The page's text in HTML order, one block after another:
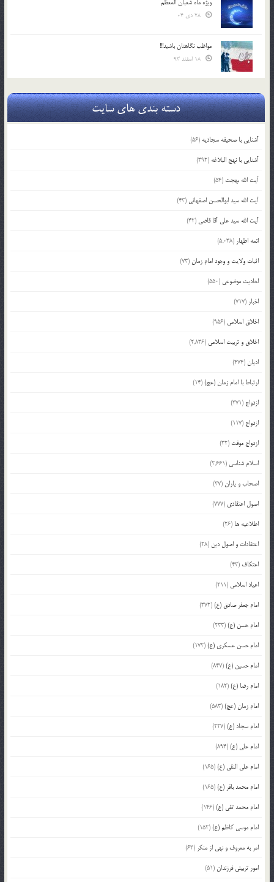
ویژه ماه شعبان المعظّم
مواظب نگاهتان باشید!!!
دسته بندی های سایت
آشنایی با صحیفه سجادیه (56)
آشنایی با نهج البلاغه (392)
آیت الله بهجت (54)
آیت الله سید ابوالحسن اصفهانی (43)
آیت الله سید علی آقا قاضی (42)
ائمه اطهار (5,038)
اثبات ولایت و وجود امام زمان(73)
احادیث موضوعی (550)
اخبار (717)
اخلاق اسلامی (956)
اخلاق و تربیت اسلامی (2,836)
ادیان(474)
ارتباط با امام زمان (عج)(14)
ازدواج (371)
ازدواج (117)
ازدواج موقت (32)
اسلام شناسی (2,661)
اصحاب و یاران(37)
اصول اعتقادی (777)
اطلاعیه ها (26)
اعتقادات و اصول دین (28)
اعتکاف (43)
اعیاد اسلامی (211)
امام جعفر صادق (ع)(372)
امام حسن (ع)(233)
امام حسن عسکری (ع)(172)
امام حسین (ع)(847)
امام رضا (ع)(182)
امام زمان (عج)(583)
امام سجاد (ع)(227)
امام علی (ع)(894)
امام علی النقی (ع)(165)
امام محمد باقر (ع)(165)
امام محمد تقی (ع)(146)
امام موسی کاظم (ع)(152)
امر به معروف و نهی از منکر (63)
امور تربیتی فرزندان(51)